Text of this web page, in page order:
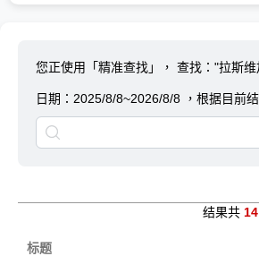
您正使用「精准查找」， 查找："拉斯
日期： 2025/8/8~2026/8/8 ，根据目前
结果共 14
标题